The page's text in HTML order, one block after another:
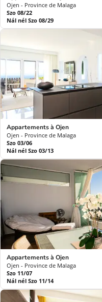
Ojen - Province de Malaga
Szo 08/22
Nál nél Szo 08/29
Appartements à Ojen
Ojen - Province de Malaga
Szo 03/06
Nál nél Szo 03/13
Appartements à Ojen
Ojen - Province de Malaga
Szo 11/07
Nál nél Szo 11/14